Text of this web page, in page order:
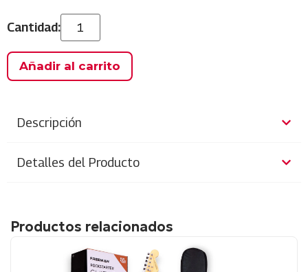
Añadir al carrito
Descripción
Detalles del Producto
Productos relacionados